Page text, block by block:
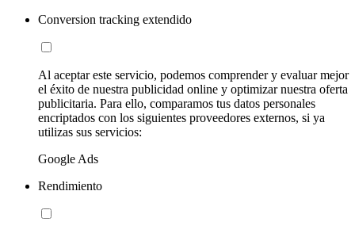
Conversion tracking extendido
Al aceptar este servicio, podemos comprender y evaluar mejor
el éxito de nuestra publicidad online y optimizar nuestra oferta
publicitaria. Para ello, comparamos tus datos personales
encriptados con los siguientes proveedores externos, si ya
utilizas sus servicios:
Google Ads
Rendimiento